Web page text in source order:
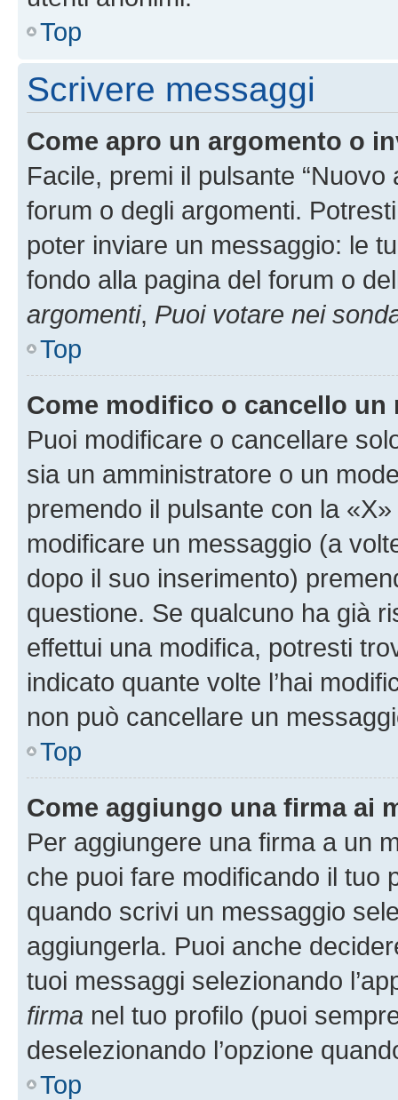
Top
Scrivere messaggi
Come apro un argomento o
Facile, premi il pulsante
forum o degli argomenti.
poter inviare un messaggio: le
fondo alla pagina del forum o
argomenti, Puoi votare nei
Top
Come modifico o cancello un
Puoi modificare o cancellare
sia un amministratore o un
premendo il pulsante con la
modificare un messaggio (a
dopo il suo inserimento)
questione. Se qualcuno ha già
effettui una modifica, potresti
indicato quante volte l’hai
non può cancellare un
Top
Come aggiungo una firma ai
Per aggiungere una firma a un
che puoi fare modificando il tuo
quando scrivi un messaggio
aggiungerla. Puoi anche
tuoi messaggi selezionando
firma nel tuo profilo (puoi
deselezionando l’opzione
Top